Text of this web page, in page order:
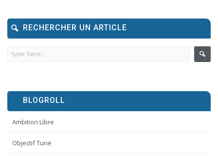
RECHERCHER UN ARTICLE
BLOGROLL
Ambition Libre
Objectif Tune